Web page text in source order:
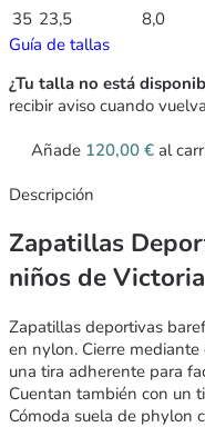
35 23,5
8,0
Guía de tallas
¿Tu talla no está
recibir aviso cuando
Añade 120,00 € al
Descripción
Zapatillas
niños de Victoria
Zapatillas deportivas
en nylon. Cierre
una tira adherente para
Cuentan también con un
Cómoda suela de phylon